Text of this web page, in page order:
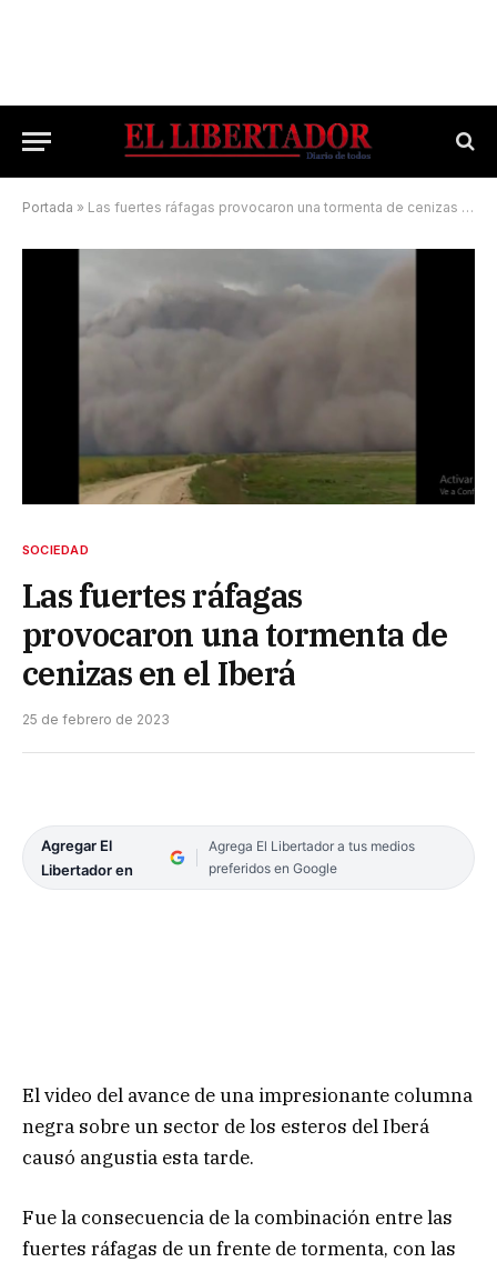
Portada » Las fuertes ráfagas provocaron una tormenta de cenizas en el Iberá
SOCIEDAD
Las fuertes ráfagas
provocaron una tormenta de
cenizas en el Iberá
25 de febrero de 2023
Agregar El
Libertador en
Agrega El Libertador a tus medios
preferidos en Google
El video del avance de una impresionante columna
negra sobre un sector de los esteros del Iberá
causó angustia esta tarde.
Fue la consecuencia de la combinación entre las
fuertes ráfagas de un frente de tormenta, con las